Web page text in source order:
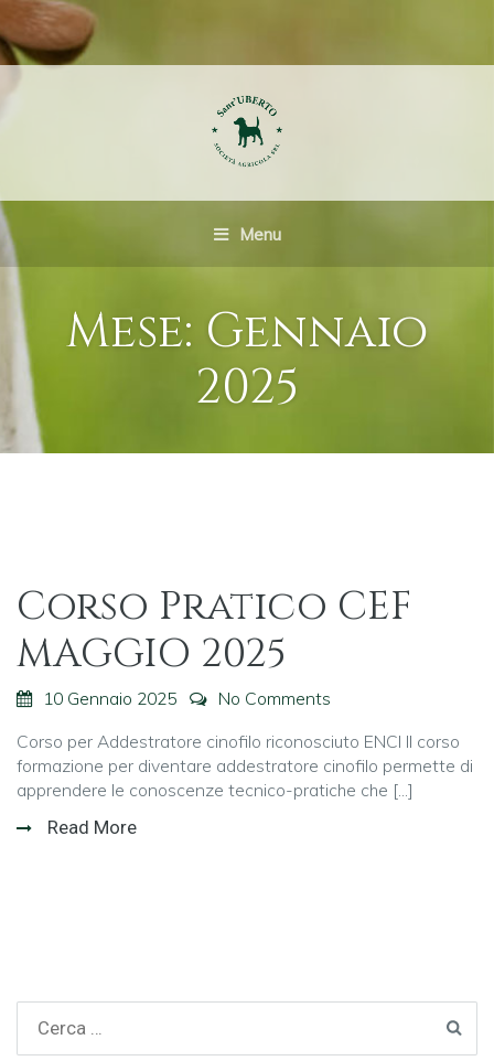
Menu
Mese: Gennaio
2025
Corso Pratico CEF
MAGGIO 2025
10 Gennaio 2025
No Comments
Corso per Addestratore cinofilo riconosciuto ENCI Il corso
formazione per diventare addestratore cinofilo permette di
apprendere le conoscenze tecnico-pratiche che [...]
Read More